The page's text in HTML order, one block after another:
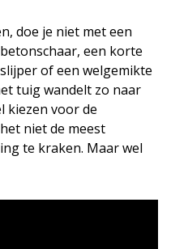
doe je niet met een
een korte
of een welgemikte
tuig wandelt zo naar
kiezen voor de
niet de meest
te kraken. Maar wel